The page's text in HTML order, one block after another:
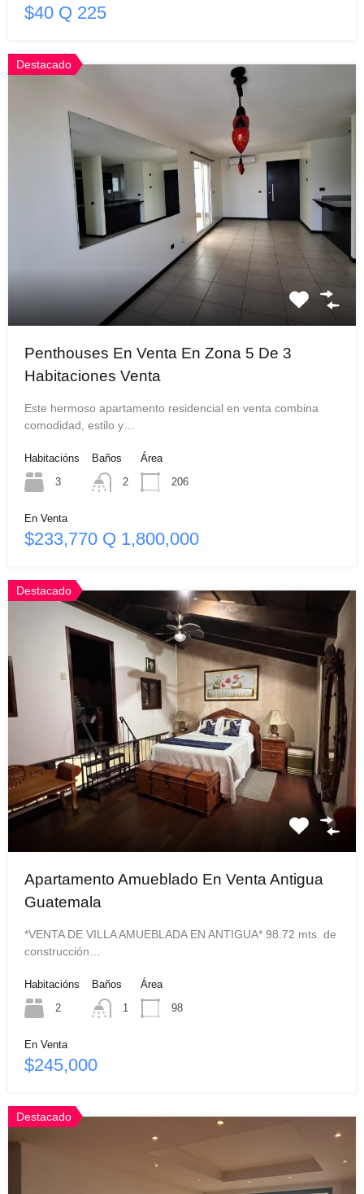
$40 Q 225
Destacado
Penthouses En Venta En Zona 5 De 3
Habitaciones Venta
Este hermoso apartamento residencial en venta combina
comodidad, estilo y…
Habitacións
3
Baños
2
Área
206
En Venta
$233,770 Q 1,800,000
Destacado
Apartamento Amueblado En Venta Antigua
Guatemala
*VENTA DE VILLA AMUEBLADA EN ANTIGUA* 98.72 mts. de
construcción…
Habitacións
2
Baños
1
Área
98
En Venta
$245,000
Destacado